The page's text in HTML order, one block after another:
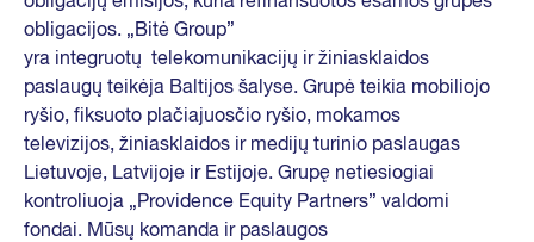
obligacijos. „Bitė Group”
yra integruotų telekomunikacijų ir žiniasklaidos
paslaugų teikėja Baltijos šalyse. Grupė teikia mobiliojo
ryšio, fiksuoto plačiajuosčio ryšio, mokamos
televizijos, žiniasklaidos ir medijų turinio paslaugas
Lietuvoje, Latvijoje ir Estijoje. Grupę netiesiogiai
kontroliuoja „Providence Equity Partners” valdomi
fondai. Mūsų komanda ir paslaugos